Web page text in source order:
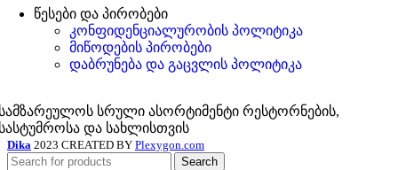
წესები და პირობები
კონფიდენციალურობის პოლიტიკა
მიწოდების პირობები
დაბრუნება და გაცვლის პოლიტიკა
სრული ასორტიმენტი რესტორნების,
და სახლისთვის
Dika 2023 CREATED BY Plexygon.com
Search